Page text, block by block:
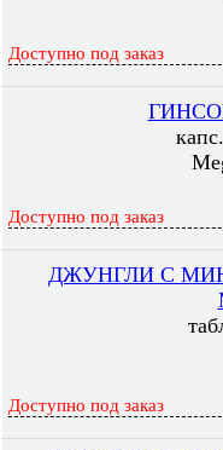
Доступно под заказ
Доступно под заказ
ДЖУНГЛИ С
Доступно под заказ